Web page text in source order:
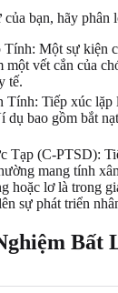
bạn, hãy phân
Một sự kiện
vết cắn của
tế.
Tính: Tiếp xúc lặp
dụ bao gồm bắt
Tạp (C-PTSD):
mang tính
hoặc lơ là trong
sự phát triển
Bất